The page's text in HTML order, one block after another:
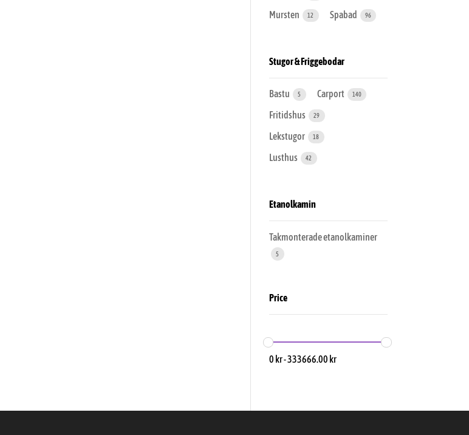
Mursten 12 Spabad 96
Stugor & Friggebodar
Bastu 5 Carport 140
Fritidshus 29
Lekstugor 18
Lusthus 42
Etanolkamin
Takmonterade etanolkaminer
5
Price
0 kr-333666.00 kr